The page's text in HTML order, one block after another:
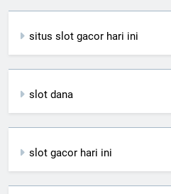
situs slot gacor hari ini
slot dana
slot gacor hari ini